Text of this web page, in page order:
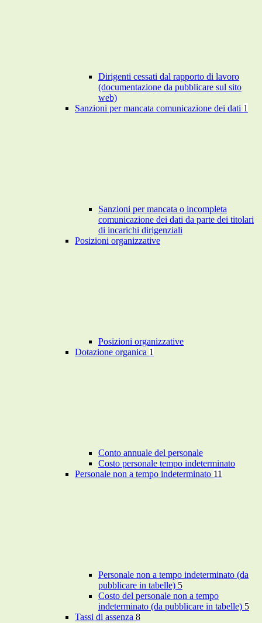
Dirigenti cessati dal rapporto di lavoro
(documentazione da pubblicare sul sito
web)
Sanzioni per mancata comunicazione dei dati 1
Sanzioni per mancata o incompleta
comunicazione dei dati da parte dei titolari
di incarichi dirigenziali
Posizioni organizzative
Posizioni organizzative
Dotazione organica 1
Conto annuale del personale
Costo personale tempo indeterminato
Personale non a tempo indeterminato 11
Personale non a tempo indeterminato (da
pubblicare in tabelle) 5
Costo del personale non a tempo
indeterminato (da pubblicare in tabelle) 5
Tassi di assenza 8